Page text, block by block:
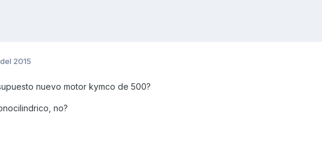
2015
nuevo motor kymco de 500?
no?